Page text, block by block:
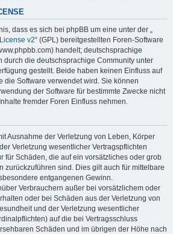
dass es sich bei phpBB um eine unter der „
v2“ (GPL) bereitgestellten Foren-Software
handelt; deutschsprachige
durch die deutschsprachige Community unter
gestellt. Beide haben keinen Einfluss auf
die Software verwendet wird. Sie können
der Software für bestimmte Zwecke nicht
fremder Foren Einfluss nehmen.
Ausnahme der Verletzung von Leben, Körper
Verletzung wesentlicher Vertragspflichten
für Schäden, die auf ein vorsätzliches oder grob
zurückzuführen sind. Dies gilt auch für mittelbare
entgangenen Gewinn.
Verbrauchern außer bei vorsätzlichem oder
oder bei Schäden aus der Verletzung von
und der Verletzung wesentlicher
auf die bei Vertragsschluss
Schäden und im übrigen der Höhe nach